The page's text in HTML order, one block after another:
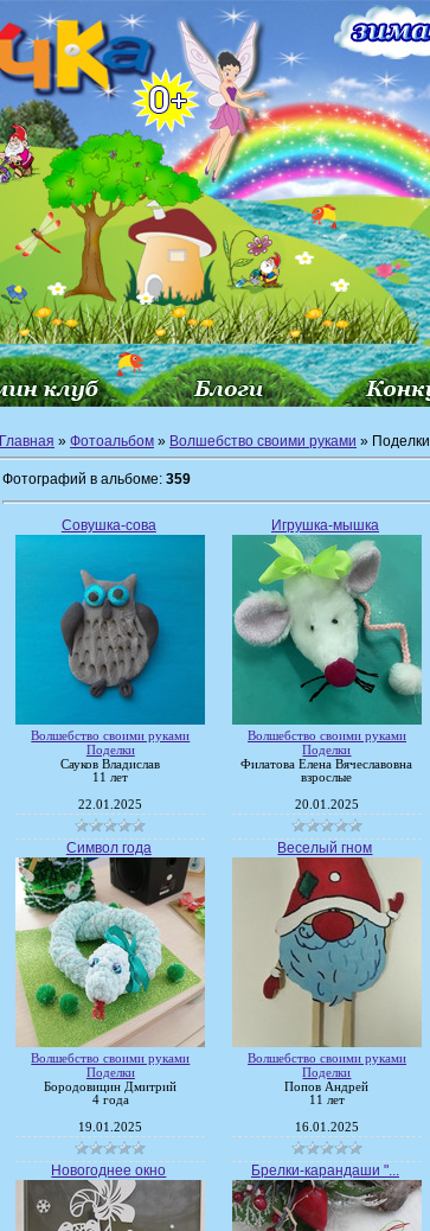
Главная » Фотоальбом » Волшебство своими руками » Поделки
Фотографий в альбоме: 359
Совушка-сова
Волшебство своими руками
Поделки
Сауков Владислав
11 лет
22.01.2025
Игрушка-мышка
Волшебство своими руками
Поделки
Филатова Елена Вячеславовна
взрослые
20.01.2025
Символ года
Волшебство своими руками
Поделки
Бородовицин Дмитрий
4 года
19.01.2025
Веселый гном
Волшебство своими руками
Поделки
Попов Андрей
11 лет
16.01.2025
Новогоднее окно Брелки-карандаши "...